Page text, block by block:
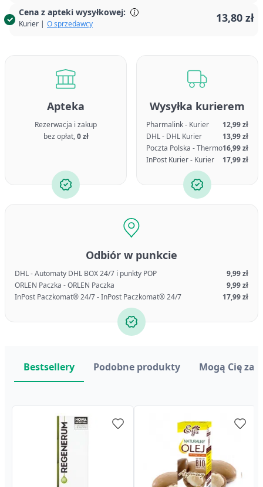
Cena z apteki wysyłkowej:
Kurier | O sprzedawcy 13,80 zł
Apteka
Rezerwacja i zakup
bez opłat,0 zł
Wysyłka kurierem
Pharmalink - Kurier
12,99 zł
DHL - DHL Kurier
13,99 zł
Poczta Polska - Thermo16,99 zł
InPost Kurier - Kurier
17,99 zł
Odbiór w punkcie
DHL - Automaty DHL BOX 24/7 i punkty POP
9,99 zł
ORLEN Paczka - ORLEN Paczka
9,99 zł
InPost Paczkomat® 24/7 - InPost Paczkomat® 24/7
17,99 zł
Bestsellery Podobne produkty Mogą Cię